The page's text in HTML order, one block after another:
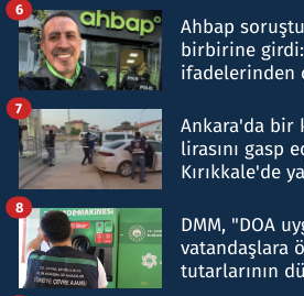
Ahbap
birbirine
ifadelerinden
6
Ankara'da bir
lirasını gasp
Kırıkkale'de
7
DMM, "DOA
vatandaşlara
tutarlarının
8